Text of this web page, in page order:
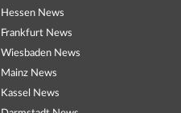
Hessen News
Frankfurt News
Wiesbaden News
Mainz News
Kassel News